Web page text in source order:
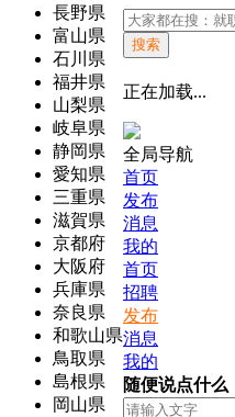
長野県
富山県
石川県
福井県
山梨県
岐阜県
静岡県
愛知県
三重県
滋賀県
京都府
大阪府
兵庫県
奈良県
和歌山県
鳥取県
島根県
岡山県
搜索
正在加载...
全局导航
首页
发布
消息
我的
首页
招聘
发布
消息
我的
随便说点什么